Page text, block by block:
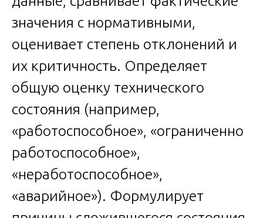
значения с нормативными,
оценивает степень отклонений и
их критичность. Определяет
общую оценку технического
состояния (например,
«работоспособное», «ограниченно
работоспособное»,
«неработоспособное»,
«аварийное»). Формулирует